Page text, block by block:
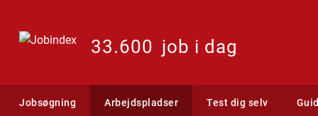
33.600 job i dag
Jobsøgning Arbejdspladser Test dig selv